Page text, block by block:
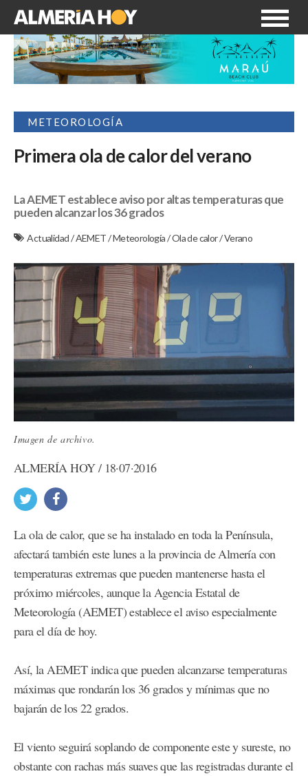
METEOROLOGÍA
Primera ola de calor del verano
La AEMET establece aviso por altas temperaturas que
pueden alcanzar los 36 grados
Actualidad/AEMET/Meteorología/Ola de calor/Verano
Imagen de archivo.
ALMERÍA HOY / 18·07·2016
La ola de calor, que se ha instalado en toda la Península,
afectará también este lunes a la provincia de Almería con
temperaturas extremas que pueden mantenerse hasta el
próximo miércoles, aunque la Agencia Estatal de
Meteorología (AEMET) establece el aviso especialmente
para el día de hoy.
Así, la AEMET indica que pueden alcanzarse temperaturas
máximas que rondarán los 36 grados y mínimas que no
bajarán de los 22 grados.
El viento seguirá soplando de componente este y sureste, no
obstante con rachas más suaves que las registradas durante el